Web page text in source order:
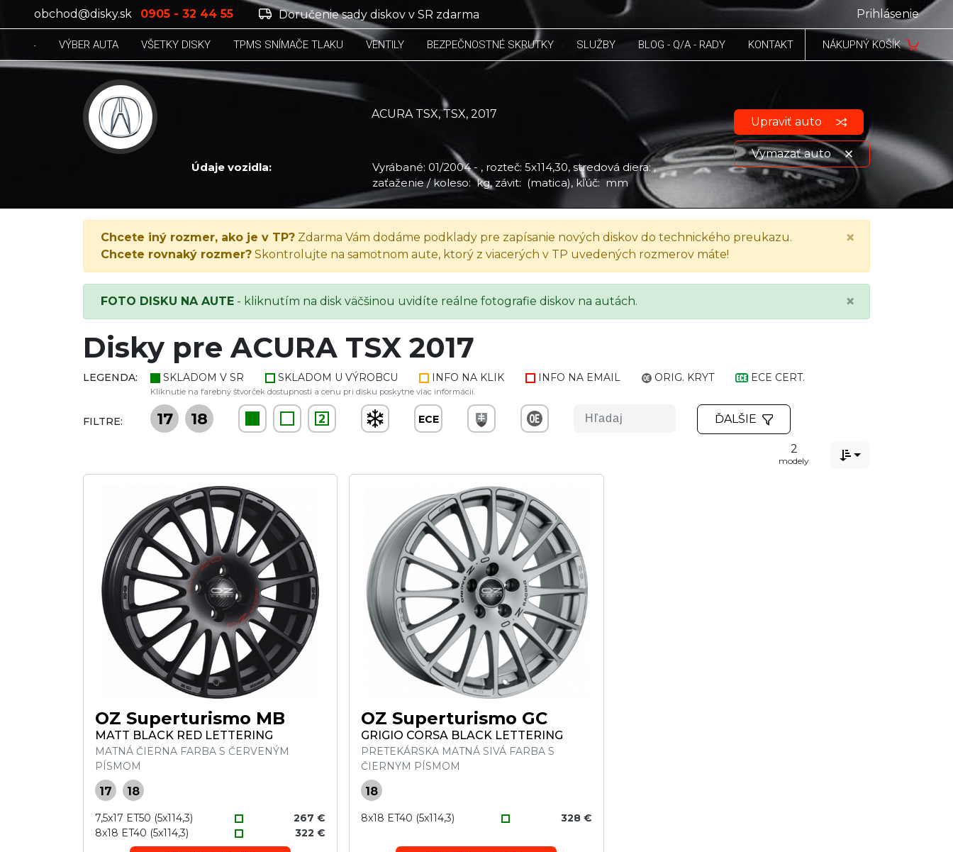
obchod@disky.sk 0905 - 32 44 55 Doručenie sady diskov v SR zdarma Prihlásenie
VÝBER AUTA VŠETKY DISKY TPMS SNÍMAČE TLAKU VENTILY BEZPEČNOSTNÉ SKRUTKY SLUŽBY BLOG - Q/A - RADY KONTAKT NÁKUPNÝ KOŠÍK
ACURA TSX, TSX, 2017
Údaje vozidla:
Vyrábané: 01/2004 - , rozteč: 5x114,30, stredová diera: ,
zaťaženie / koleso: kg, závit: (matica), kľúč: mm
Upraviť auto
Vymazať auto
ACURA TSX, TSX, 2017
Zobraziť údaje o vozidle
Chcete iný rozmer, ako je v TP? Zdarma Vám dodáme podklady pre zapísanie nových diskov do technického preukazu.
Chcete rovnaký rozmer? Skontrolujte na samotnom aute, ktorý z viacerých v TP uvedených rozmerov máte!
×
FOTO DISKU NA AUTE - kliknutím na disk väčšinou uvidíte reálne fotografie diskov na autách. ×
Disky pre ACURA TSX 2017
LEGENDA: SKLADOM V SR SKLADOM U VÝROBCU INFO NA KLIK INFO NA EMAIL ORIG. KRYT ECE CERT.
Kliknutie na farebný štvorček dostupnosti a cenu pri disku poskytne viac informácií.
FILTRE: 17 18 2 ECE ĎALŠIE
2
modely 
OZ Superturismo MB
MATT BLACK RED LETTERING
MATNÁ ČIERNA FARBA S ČERVENÝM
PÍSMOM
17 18
7,5x17 ET50 (5x114,3)
267 €
8x18 ET40 (5x114,3)
322 €
OZ Superturismo GC
GRIGIO CORSA BLACK LETTERING
PRETEKÁRSKA MATNÁ SIVÁ FARBA S
ČIERNYM PÍSMOM
18
8x18 ET40 (5x114,3) 328 €